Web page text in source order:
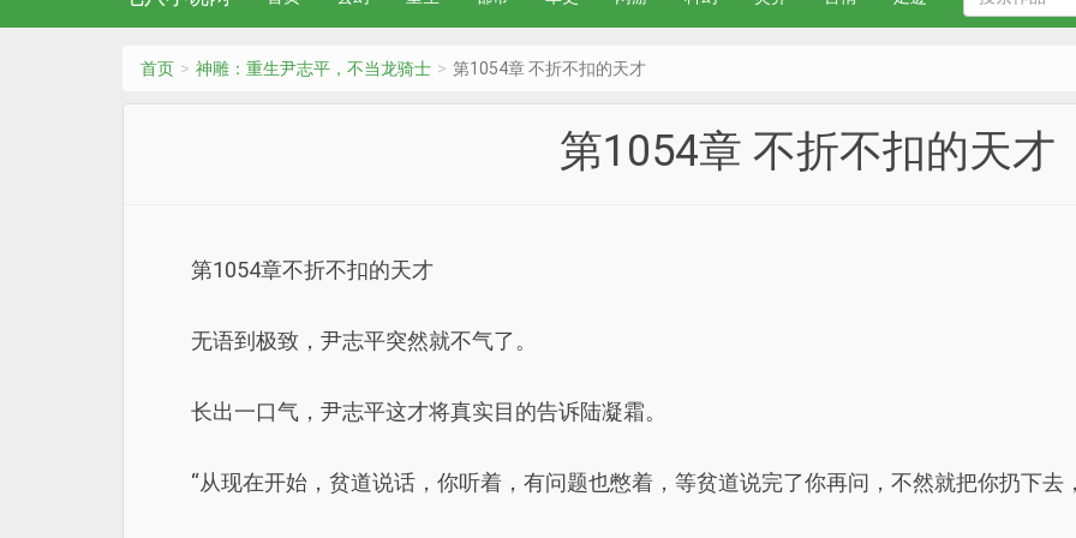
首页 神雕：重生尹志平，不当龙骑士 第1054章 不折不扣的天才
第1054章 不折不扣的天才
第1054章不折不扣的天才
无语到极致，尹志平突然就不气了。
长出一口气，尹志平这才将真实目的告诉陆凝霜。
“从现在开始，贫道说话，你听着，有问题也憋着，等贫道说完了你再问，不然就把你扔下去